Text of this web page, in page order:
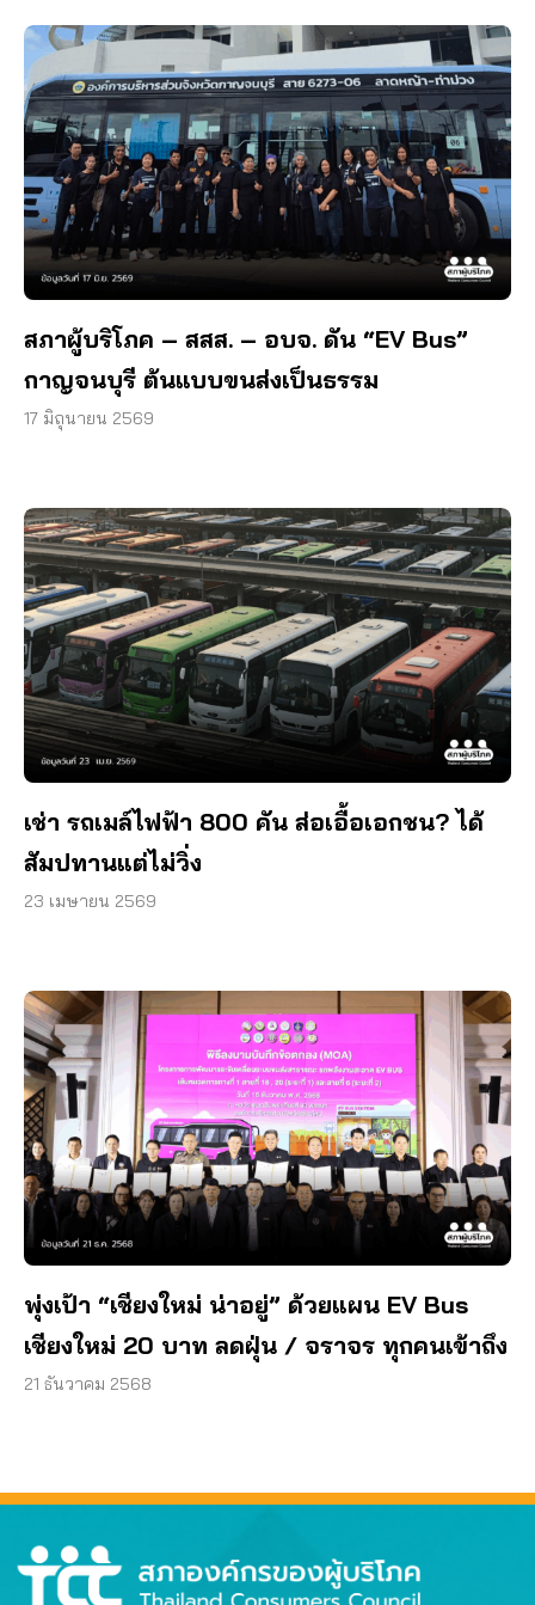
สภาผู้บริโภค – สสส. – อบจ. ดัน “EV Bus”
กาญจนบุรี ต้นแบบขนส่งเป็นธรรม
17 มิถุนายน 2569
เช่า รถเมล์ไฟฟ้า 800 คัน ส่อเอื้อเอกชน? ได้
สัมปทานแต่ไม่วิ่ง
23 เมษายน 2569
พุ่งเป้า “เชียงใหม่ น่าอยู่” ด้วยแผน EV Bus
เชียงใหม่ 20 บาท ลดฝุ่น / จราจร ทุกคนเข้าถึง
21 ธันวาคม 2568